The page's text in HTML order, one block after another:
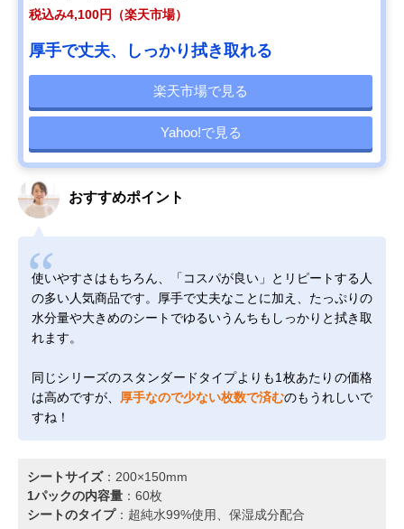
税込み4,100円（楽天市場）
厚手で丈夫、しっかり拭き取れる
楽天市場で見る
Yahoo!で見る
おすすめポイント
使いやすさはもちろん、「コスパが良い」とリピートする人
の多い人気商品です。厚手で丈夫なことに加え、たっぷりの
水分量や大きめのシートでゆるいうんちもしっかりと拭き取
れます。
同じシリーズのスタンダードタイプよりも1枚あたりの価格
は高めですが、 厚手なので少ない枚数で済むのもうれしいで
すね！
シートサイズ：200×150mm
1パックの内容量 ：60枚
シートのタイプ：超純水99%使用、保湿成分配合